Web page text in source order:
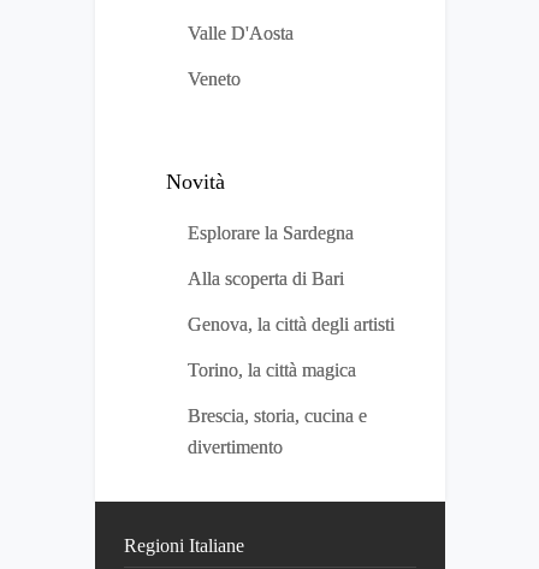
Valle D'Aosta
Veneto
Novità
Esplorare la Sardegna
Alla scoperta di Bari
Genova, la città degli artisti
Torino, la città magica
Brescia, storia, cucina e
divertimento
Regioni Italiane